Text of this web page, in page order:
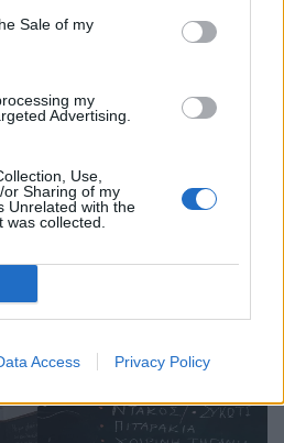
Sale of my
my
Advertising.
Use,
Sharing of my
Unrelated with the
collected.
Access Privacy Policy
Σία: Η απλότητα σαν
οδό Μελανθίου, ανάμεσα στα
σειρά, το εστιατόριο με το
και Σία" ξεχωρίζει για τον